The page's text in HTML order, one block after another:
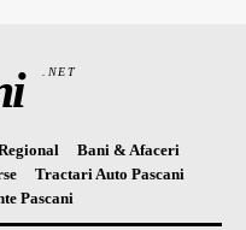
.NET
Bani & Afaceri
Tractari Auto Pascani
Pascani